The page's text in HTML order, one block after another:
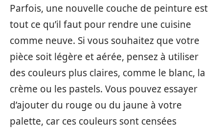
Parfois, une nouvelle couche de peinture est
tout ce qu’il faut pour rendre une cuisine
comme neuve. Si vous souhaitez que votre
pièce soit légère et aérée, pensez à utiliser
des couleurs plus claires, comme le blanc, la
crème ou les pastels. Vous pouvez essayer
d’ajouter du rouge ou du jaune à votre
palette, car ces couleurs sont censées